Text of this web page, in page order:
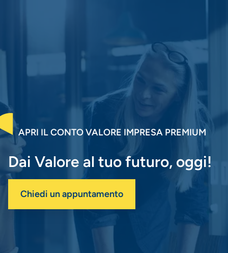
APRI IL CONTO VALORE IMPRESA PREMIUM
Dai Valore al tuo futuro, oggi!
Chiedi un appuntamento